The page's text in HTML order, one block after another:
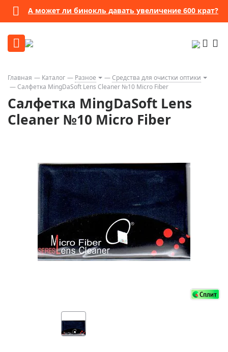
А может ли бинокль давать увеличение 600 крат?
Главная Каталог Разное
Средства для очистки оптики
Салфетка MingDaSoft Lens Cleaner №10 Micro Fiber
Салфетка MingDaSoft Lens
Cleaner №10 Micro Fiber